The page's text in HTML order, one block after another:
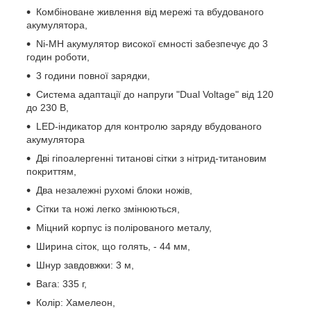
Комбіноване живлення від мережі та вбудованого
акумулятора,
Ni-MH акумулятор високої ємності забезпечує до 3
годин роботи,
3 години повної зарядки,
Система адаптації до напруги "Dual Voltage" від 120
до 230 В,
LED-індикатор для контролю заряду вбудованого
акумулятора
Дві гіпоалергенні титанові сітки з нітрид-титановим
покриттям,
Два незалежні рухомі блоки ножів,
Сітки та ножі легко змінюються,
Міцний корпус із полірованого металу,
Ширина сіток, що голять, - 44 мм,
Шнур завдовжки: 3 м,
Вага: 335 г,
Колір: Хамелеон,